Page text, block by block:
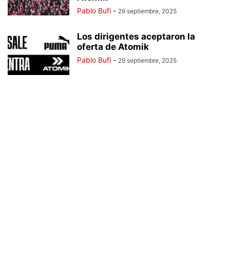
Pablo Bufi - 29 septiembre, 2025
Los dirigentes aceptaron la
oferta de Atomik
Pablo Bufi - 29 septiembre, 2025